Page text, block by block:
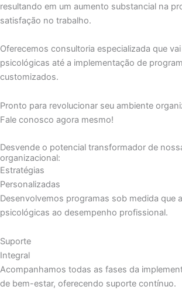
resultando em um aumento substancial na
satisfação no trabalho.
Oferecemos consultoria especializada que
psicológicas até a implementação de
customizados.
Pronto para revolucionar seu ambiente
Fale conosco agora mesmo!
Desvende o potencial transformador de
organizacional:
Estratégias
Personalizadas
Desenvolvemos programas sob medida que
psicológicas ao desempenho profissional.
Suporte
Integral
Acompanhamos todas as fases da
de bem-estar, oferecendo suporte contínuo.